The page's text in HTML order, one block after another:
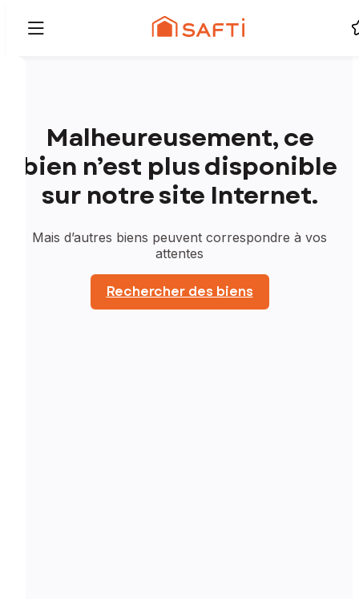
Malheureusement, ce
bien n’est plus disponible
sur notre site Internet.
Mais d’autres biens peuvent correspondre à vos
attentes
Rechercher des biens